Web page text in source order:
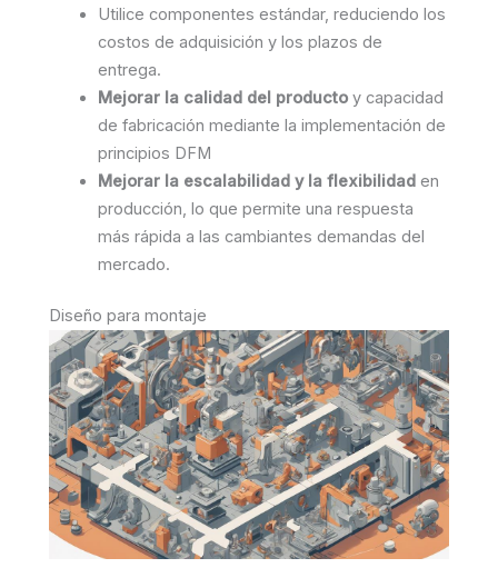
Utilice componentes estándar, reduciendo los
costos de adquisición y los plazos de
entrega.
Mejorar la calidad del productoy capacidad
de fabricación mediante la implementación de
principios DFM
Mejorar la escalabilidad y la flexibilidaden
producción, lo que permite una respuesta
más rápida a las cambiantes demandas del
mercado.
Diseño para montaje